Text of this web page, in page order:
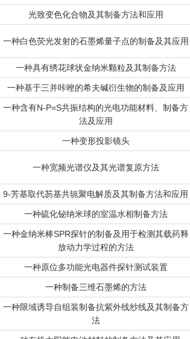
光致变色化合物及其制备方法和应用
一种白色荧光发射的石墨烯量子点的制备及其应用
一种具有绣花球状金纳米颗粒及其制备方法
一种基于三并咔唑的希夫碱衍生物的制备及应用
一种含有N-P=S共振结构的光电功能材料、制备方
法及应用
一种变形投影镜头
一种宽频光谱仪及其光谱复原方法
9-芳基取代芴基共轭聚电解质及其制备方法和应用
一种硫化铋纳米球的室温水相制备方法
一种金纳米棒SPR探针的制备及用于检测其载药释
放动力学过程的方法
一种原位多功能光电器件探针测试装置
一种制备三维石墨烯的方法
一种限域诱导自组装制备抗紫外线纱线及其制备方
法